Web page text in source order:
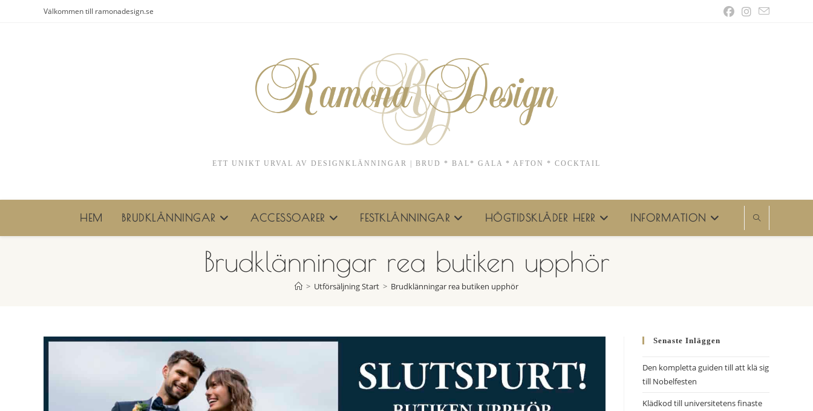
Välkommen till ramonadesign.se
ETT UNIKT URVAL AV DESIGNKLÄNNINGAR | BRUD * BAL* GALA * AFTON * COCKTAIL
HEM BRUDKLÄNNINGAR ACCESSOARER FESTKLÄNNINGAR HÖGTIDSKLÄDER HERR INFORMATION
Brudklänningar rea butiken upphör
> Utförsäljning Start > Brudklänningar rea butiken upphör
Senaste Inläggen
Den kompletta guiden till att klä sig
till Nobelfesten
Klädkod till universitetens finaste